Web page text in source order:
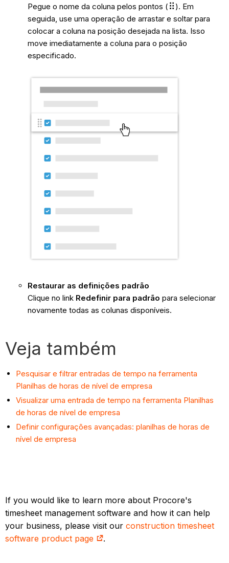
Pegue o nome da coluna pelos pontos (
). Em
seguida, use uma operação de arrastar e soltar para
colocar a coluna na posição desejada na lista. Isso
move imediatamente a coluna para o posição
especificado.
Restaurar as definições padrão
Clique no link Redefinir para padrão para selecionar
novamente todas as colunas disponíveis.
Veja também
Pesquisar e filtrar entradas de tempo na ferramenta
Planilhas de horas de nível de empresa
Visualizar uma entrada de tempo na ferramenta Planilhas
de horas de nível de empresa
Definir configurações avançadas: planilhas de horas de
nível de empresa
If you would like to learn more about Procore's
timesheet management software and how it can help
your business, please visit ourconstruction timesheet
software product page
.